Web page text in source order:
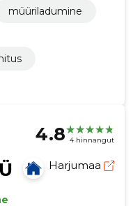
müüriladumine
4.8 4 hinnangut
Harjumaa